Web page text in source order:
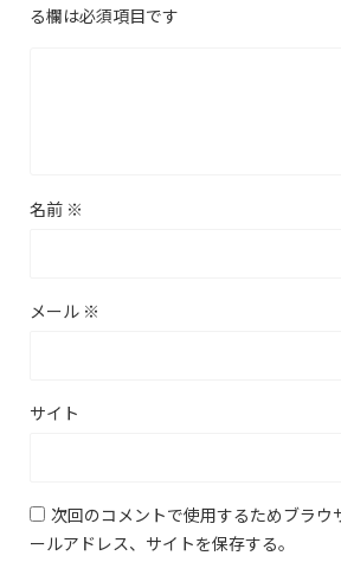
る欄は必須項目です
名前 ※
メール ※
サイト
次回のコメントで使用するためブラウ
ールアドレス、サイトを保存する。